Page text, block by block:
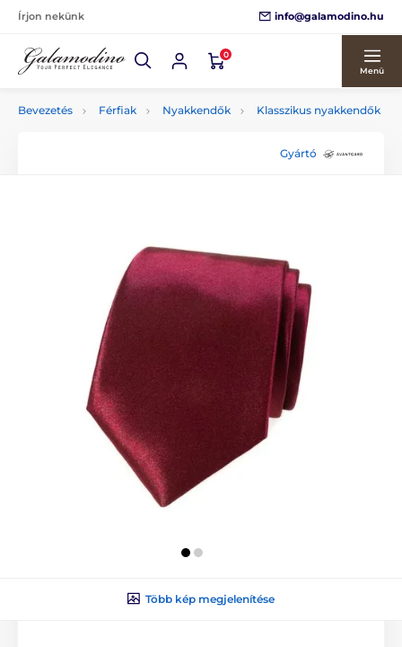
Írjon nekünk info@galamodino.hu
0
Menü
Bevezetés Férfiak Nyakkendők Klasszikus nyakkendők
Gyártó
Több kép megjelenítése